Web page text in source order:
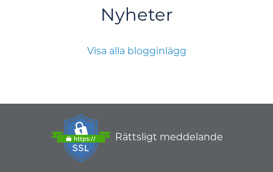
Nyheter
Visa alla blogginlägg
Rättsligt meddelande